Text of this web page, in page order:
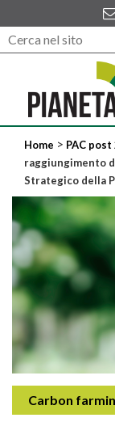
Home > PAC
raggiungimento
Strategico della
Carbon